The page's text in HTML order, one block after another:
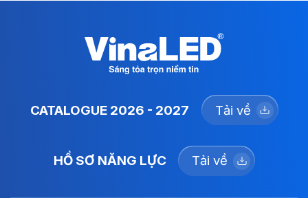
CATALOGUE 2026 - 2027 Tải về
HỒ SƠ NĂNG LỰC Tải về